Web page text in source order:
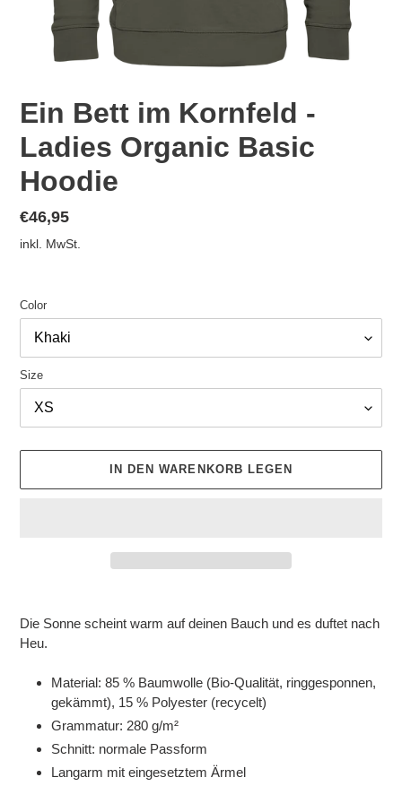
Ein Bett im Kornfeld -
Ladies Organic Basic
Hoodie
Normaler
Preis
€46,95
inkl. MwSt.
Color
Size
IN DEN WARENKORB LEGEN
zum
Warenkorb
Die Sonne scheint warm auf deinen Bauch und es duftet nach
Heu.
Material: 85 % Baumwolle (Bio-Qualität, ringgesponnen,
gekämmt), 15 % Polyester (recycelt)
Grammatur: 280 g/m²
Schnitt: normale Passform
Langarm mit eingesetztem Ärmel